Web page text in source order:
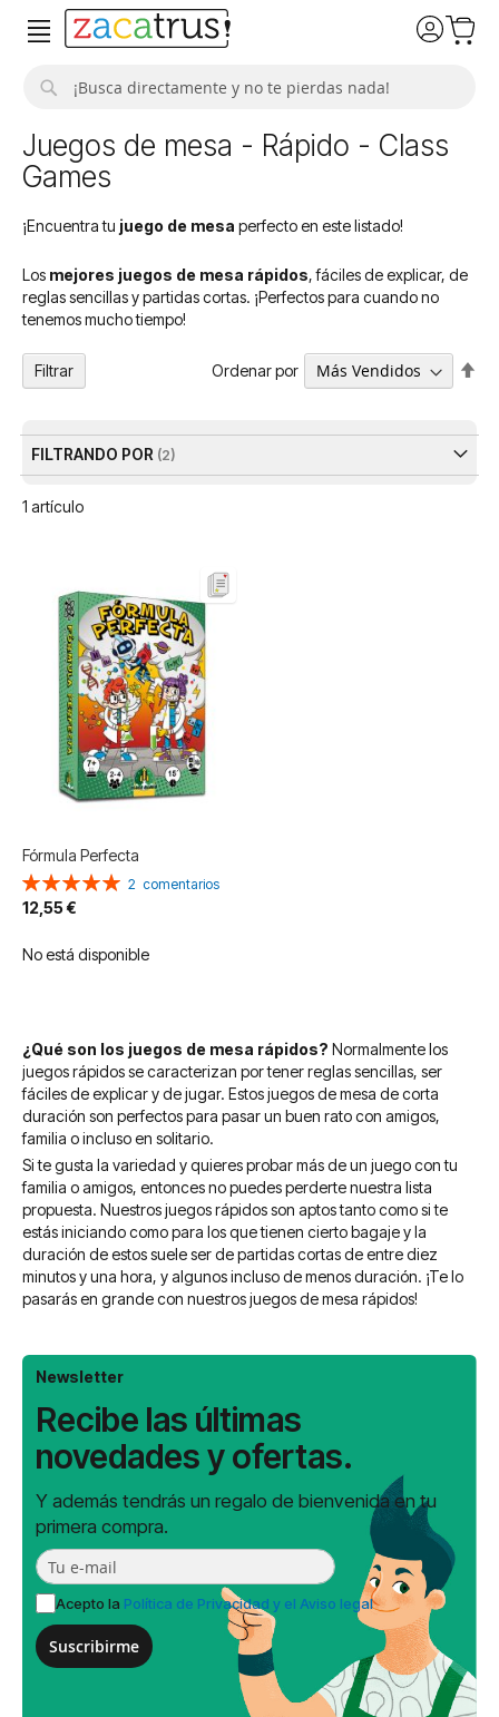
Juegos de mesa - Rápido - Class
Games
¡Encuentra tu juego de mesa perfecto en este listado!
Los mejores juegos de mesa rápidos, fáciles de explicar, de
reglas sencillas y partidas cortas. ¡Perfectos para cuando no
tenemos mucho tiempo!
1 artículo
Ordenar por
Fórmula Perfecta
Valoración:
100%
2 comentarios
12,55 €
No está disponible
¿Qué son los juegos de mesa rápidos? Normalmente los
juegos rápidos se caracterizan por tener reglas sencillas, ser
fáciles de explicar y de jugar. Estos juegos de mesa de corta
duración son perfectos para pasar un buen rato con amigos,
familia o incluso en solitario.
Si te gusta la variedad y quieres probar más de un juego con tu
familia o amigos, entonces no puedes perderte nuestra lista
propuesta. Nuestros juegos rápidos son aptos tanto como si te
estás iniciando como para los que tienen cierto bagaje y la
duración de estos suele ser de partidas cortas de entre diez
minutos y una hora, y algunos incluso de menos duración. ¡Te lo
pasarás en grande con nuestros juegos de mesa rápidos!
Filtrar
FILTRANDO POR
Newsletter
Recibe las últimas
novedades y ofertas.
Y además tendrás un regalo de bienvenida en tu
primera compra.
Acepto la Política de Privacidad y el Aviso legal
Suscribirme